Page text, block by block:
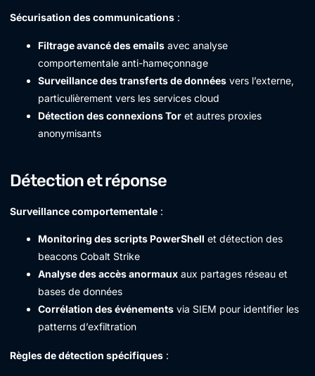
Sécurisation des communications :
Filtrage avancé des emails avec analyse
comportementale anti-hameçonnage
Surveillance des transferts de données vers l’externe,
particulièrement vers les services cloud
Détection des connexions Tor et autres proxies
anonymisants
Détection et réponse
Surveillance comportementale :
Monitoring des scripts PowerShell et détection des
beacons Cobalt Strike
Analyse des accès anormaux aux partages réseau et
bases de données
Corrélation des événements via SIEM pour identifier les
patterns d’exfiltration
Règles de détection spécifiques :